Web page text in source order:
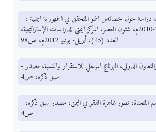
- محي الدين، أمين محمد، دراسة حول خصائص النمو المتحقق في الجمهورية اليمنية ،
خلال الفترة 2000-2010م، شئون العصر، المركز اليمني للدراسات الإستراتيجية،
العدد (45)، أبريل- يونيو 2012م، ص98
- وزارة التخطيط والتعاون الدولي، البرنامج المرحلي للاستقرار والتنمية، مصدر
سبق ذكره، ص4
- البرنامج الإنمائي للأمم المتحدة، تطور ظاهرة الفقر في اليمن، مصدر سبق ذكره،
ص4